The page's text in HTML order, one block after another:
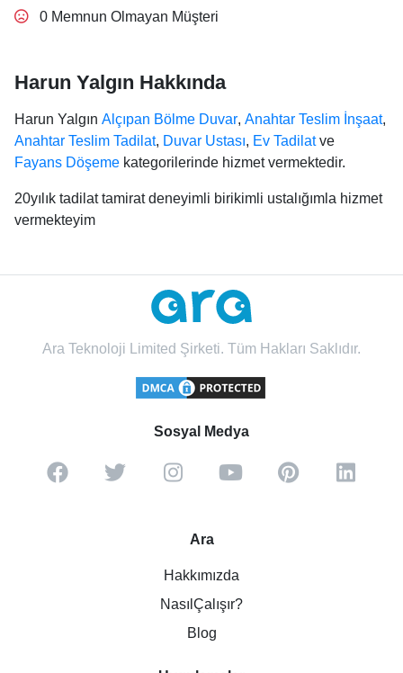
0 Memnun Olmayan Müşteri
Harun Yalgın Hakkında
Harun Yalgın Alçıpan Bölme Duvar, Anahtar Teslim İnşaat,
Anahtar Teslim Tadilat, Duvar Ustası, Ev Tadilatve
Fayans Döşeme kategorilerinde hizmet vermektedir.
20yılık tadilat tamirat deneyimli birikimli ustalığımla hizmet
vermekteyim
Ara Teknoloji Limited Şirketi. Tüm Hakları Saklıdır.
Sosyal Medya
Ara
Hakkımızda
NasılÇalışır?
Blog